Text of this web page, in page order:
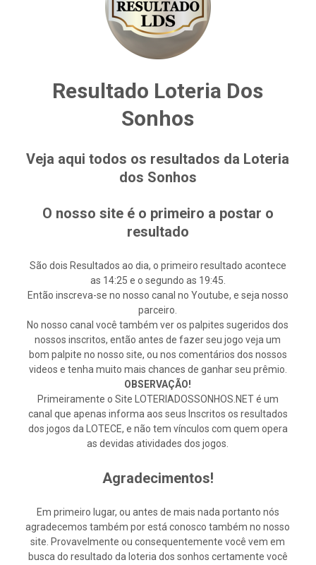
Resultado Loteria Dos
Sonhos
Veja aqui todos os resultados da Loteria
dos Sonhos
O nosso site é o primeiro a postar o
resultado
São dois Resultados ao dia, o primeiro resultado acontece
as 14:25 e o segundo as 19:45.
Então inscreva-se no nosso canal no Youtube, e seja nosso
parceiro.
No nosso canal você também ver os palpites sugeridos dos
nossos inscritos, então antes de fazer seu jogo veja um
bom palpite no nosso site, ou nos comentários dos nossos
videos e tenha muito mais chances de ganhar seu prêmio.
OBSERVAÇÃO!
Primeiramente o Site LOTERIADOSSONHOS.NET é um
canal que apenas informa aos seus Inscritos os resultados
dos jogos da LOTECE, e não tem vínculos com quem opera
as devidas atividades dos jogos.
Agradecimentos!
Em primeiro lugar, ou antes de mais nada portanto nós
agradecemos também por está conosco também no nosso
site. Provavelmente ou consequentemente você vem em
busca do resultado da loteria dos sonhos certamente você